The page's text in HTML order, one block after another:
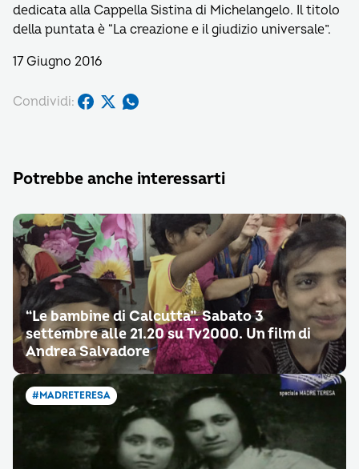
dedicata alla Cappella Sistina di Michelangelo. Il titolo
della puntata è “La creazione e il giudizio universale”.
17 Giugno 2016
Condividi:
Potrebbe anche interessarti
“Le bambine di Calcutta”. Sabato 3
settembre alle 21.20 su Tv2000. Un film di
Andrea Salvadore
#MADRETERESA